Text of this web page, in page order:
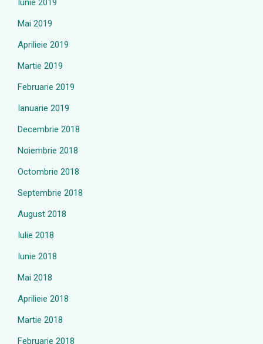
Iunie 2019
Mai 2019
Aprilieie 2019
Martie 2019
Februarie 2019
Ianuarie 2019
Decembrie 2018
Noiembrie 2018
Octombrie 2018
Septembrie 2018
August 2018
Iulie 2018
Iunie 2018
Mai 2018
Aprilieie 2018
Martie 2018
Februarie 2018